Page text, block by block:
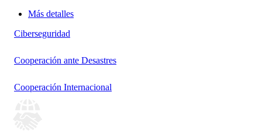
Más detalles
Ciberseguridad
Cooperación ante Desastres
Cooperación Internacional